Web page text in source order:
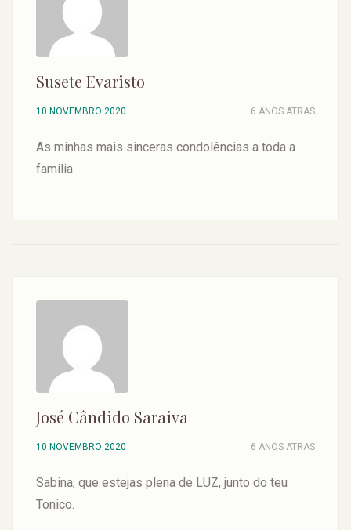
Susete Evaristo
10 NOVEMBRO 2020 6 ANOS ATRAS
As minhas mais sinceras condolências a toda a
familia
José Cândido Saraiva
10 NOVEMBRO 2020 6 ANOS ATRAS
Sabina, que estejas plena de LUZ, junto do teu
Tonico.